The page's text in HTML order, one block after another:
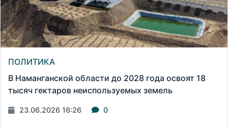
ПОЛИТИКА
В Наманганской области до 2028 года освоят 18
тысяч гектаров неиспользуемых земель
23.06.2026 16:26 0